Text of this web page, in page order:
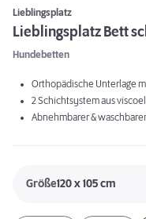
Lieblingsplatz
Lieblingsplatz Bett
Hundebetten
Orthopädische Unterlage
2 Schichtsystem aus
Abnehmbarer &
Größe120 x 105 cm